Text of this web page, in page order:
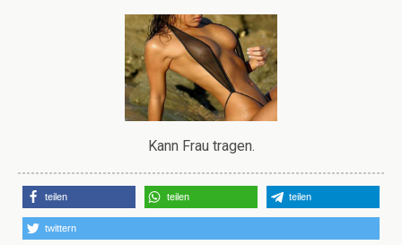
Kann Frau tragen.
teilen teilen teilen
twittern